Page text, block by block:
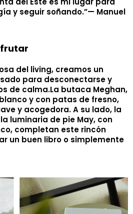
y seguir soñando.”— Manuel
del living, creamos un
para desconectarse y
de calma.La butaca Meghan,
y con patas de fresno,
y acogedora. A su lado, la
luminaria de pie May, con
completan este rincón
un buen libro o simplemente